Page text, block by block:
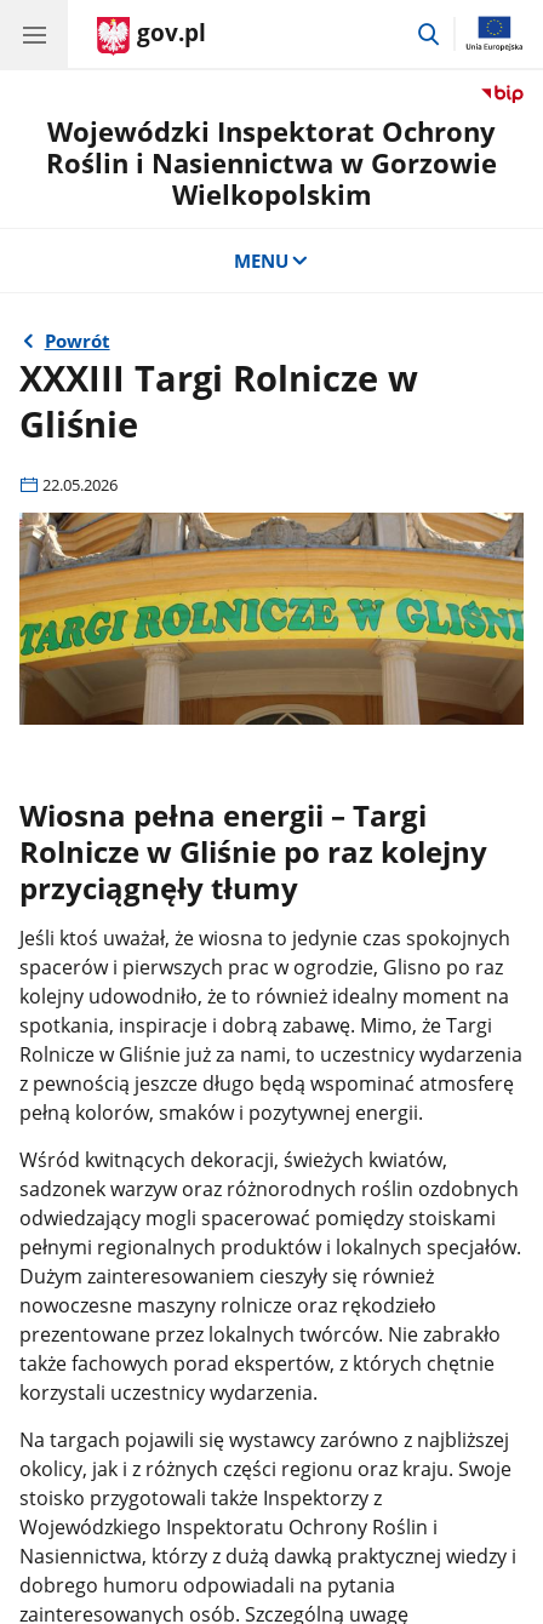
gov.pl
przejdź
Wojewódzki Inspektorat Ochrony
Roślin i Nasiennictwa w Gorzowie
Wielkopolskim
MENU
Powrót
XXXIII Targi Rolnicze w
Gliśnie
22.05.2026
Wiosna pełna energii – Targi
Rolnicze w Gliśnie po raz kolejny
przyciągnęły tłumy
Jeśli ktoś uważał, że wiosna to jedynie czas spokojnych
spacerów i pierwszych prac w ogrodzie, Glisno po raz
kolejny udowodniło, że to również idealny moment na
spotkania, inspiracje i dobrą zabawę. Mimo, że Targi
Rolnicze w Gliśnie już za nami, to uczestnicy wydarzenia
z pewnością jeszcze długo będą wspominać atmosferę
pełną kolorów, smaków i pozytywnej energii.
Wśród kwitnących dekoracji, świeżych kwiatów,
sadzonek warzyw oraz różnorodnych roślin ozdobnych
odwiedzający mogli spacerować pomiędzy stoiskami
pełnymi regionalnych produktów i lokalnych specjałów.
Dużym zainteresowaniem cieszyły się również
nowoczesne maszyny rolnicze oraz rękodzieło
prezentowane przez lokalnych twórców. Nie zabrakło
także fachowych porad ekspertów, z których chętnie
korzystali uczestnicy wydarzenia.
Na targach pojawili się wystawcy zarówno z najbliższej
okolicy, jak i z różnych części regionu oraz kraju. Swoje
stoisko przygotowali także Inspektorzy z
Wojewódzkiego Inspektoratu Ochrony Roślin i
Nasiennictwa, którzy z dużą dawką praktycznej wiedzy i
dobrego humoru odpowiadali na pytania
zainteresowanych osób. Szczególną uwagę